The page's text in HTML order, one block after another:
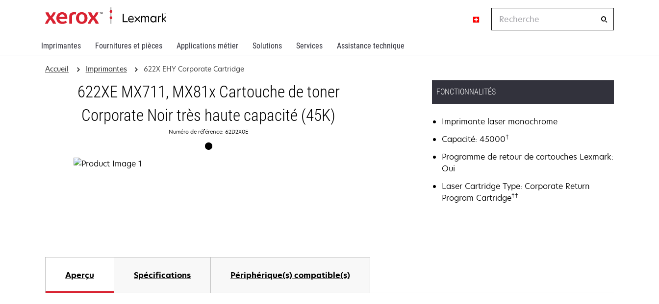
Imprimantes Fournitures et pièces Applications métier Solutions Services Assistance technique
Recherche
Accueil Imprimantes 622X EHY Corporate Cartridge
622XE MX711, MX81x Cartouche de toner
Corporate Noir très haute capacité (45K)
Numéro de référence: 62D2X0E
FONCTIONNALITÉS
Imprimante laser monochrome
Capacité: 45000†
Programme de retour de cartouches Lexmark:
Oui
Laser Cartridge Type: Corporate Return
Program Cartridge††
Aperçu Spécifications Périphérique(s) compatible(s)